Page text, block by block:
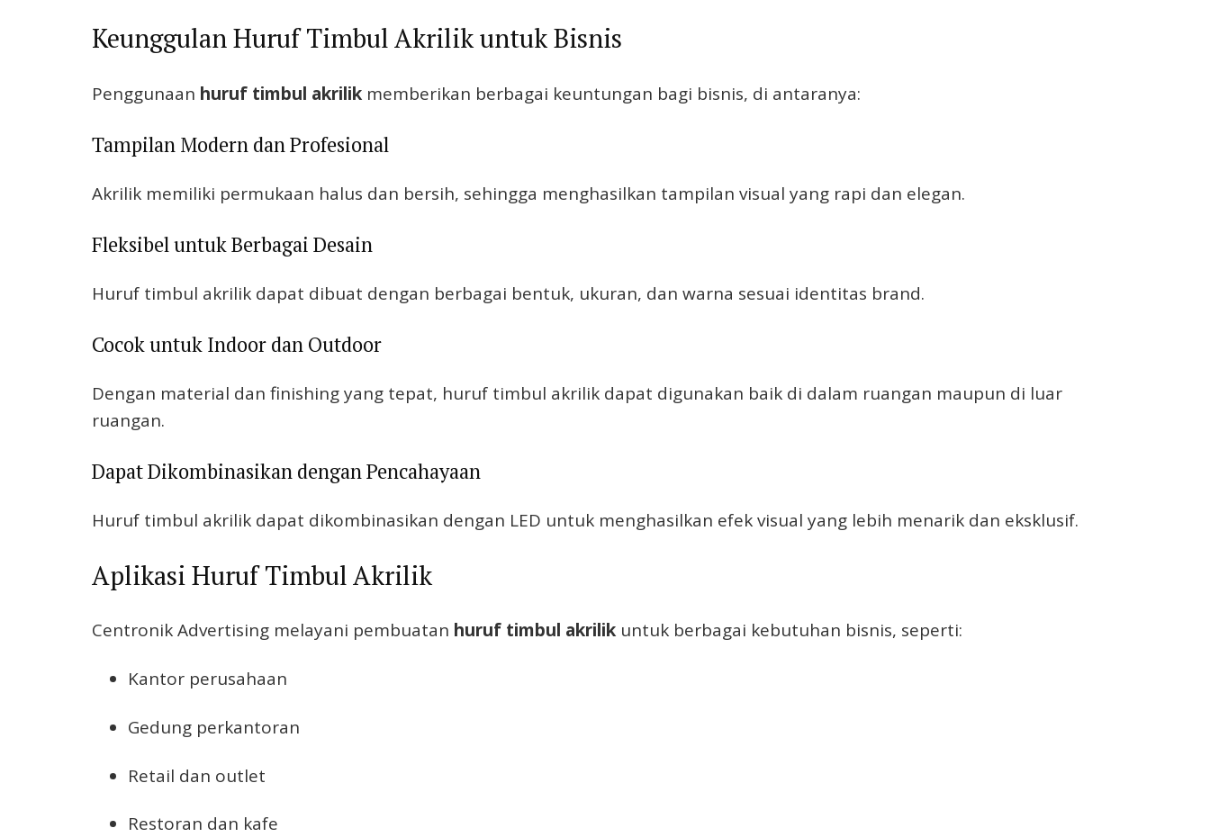
Keunggulan Huruf Timbul Akrilik untuk Bisnis
Penggunaan huruf timbul akrilik memberikan berbagai keuntungan bagi bisnis, di antaranya:
Tampilan Modern dan Profesional
Akrilik memiliki permukaan halus dan bersih, sehingga menghasilkan tampilan visual yang rapi dan elegan.
Fleksibel untuk Berbagai Desain
Huruf timbul akrilik dapat dibuat dengan berbagai bentuk, ukuran, dan warna sesuai identitas brand.
Cocok untuk Indoor dan Outdoor
Dengan material dan finishing yang tepat, huruf timbul akrilik dapat digunakan baik di dalam ruangan maupun di luar
ruangan.
Dapat Dikombinasikan dengan Pencahayaan
Huruf timbul akrilik dapat dikombinasikan dengan LED untuk menghasilkan efek visual yang lebih menarik dan eksklusif.
Aplikasi Huruf Timbul Akrilik
Centronik Advertising melayani pembuatan huruf timbul akrilik untuk berbagai kebutuhan bisnis, seperti:
Kantor perusahaan
Gedung perkantoran
Retail dan outlet
Restoran dan kafe